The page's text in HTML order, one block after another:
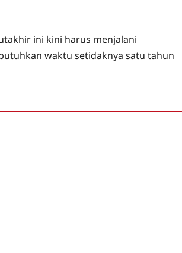
ini kini harus menjalani
waktu setidaknya satu tahun